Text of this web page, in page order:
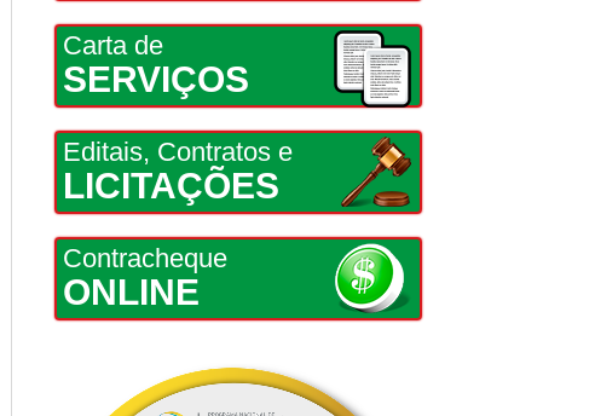
Carta de
SERVIÇOS
Editais, Contratos e
LICITAÇÕES
Contracheque
ONLINE